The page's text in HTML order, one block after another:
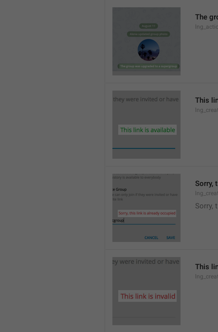
The
This
Sorry,
Sorry,
This